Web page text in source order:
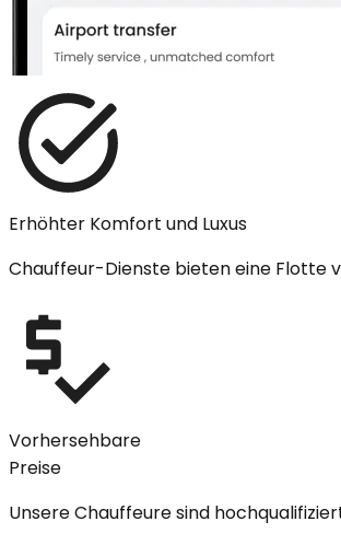
Erhöhter Komfort und Luxus
Chauffeur-Dienste bieten eine Flotte
Vorhersehbare
Preise
Unsere Chauffeure sind